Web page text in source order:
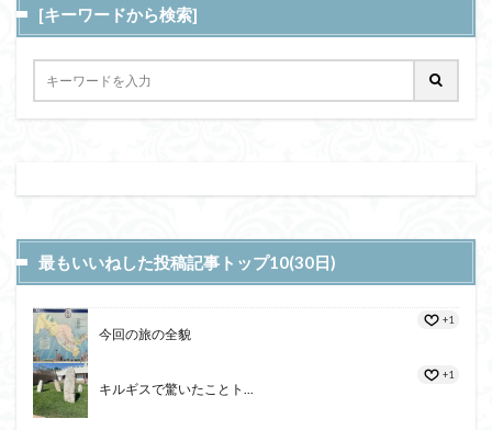
[キーワードから検索]
最もいいねした投稿記事トップ10(30日)
今回の旅の全貌
+1
キルギスで驚いたことト...
+1